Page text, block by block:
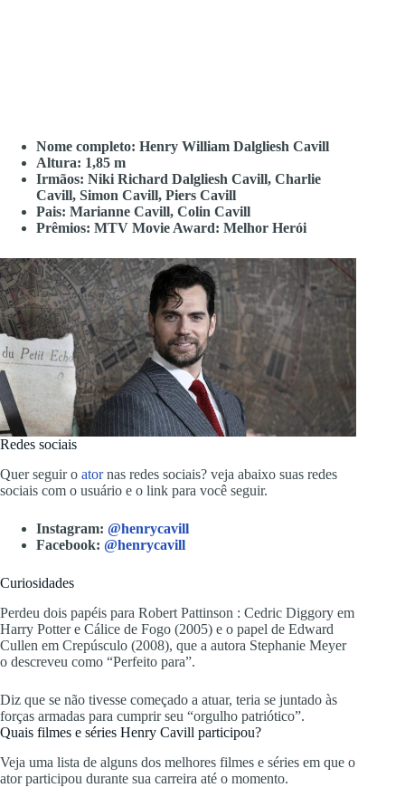
Nome completo: Henry William Dalgliesh Cavill
Altura: 1,85 m
Irmãos: Niki Richard Dalgliesh Cavill, Charlie
Cavill, Simon Cavill, Piers Cavill
Pais: Marianne Cavill, Colin Cavill
Prêmios: MTV Movie Award: Melhor Herói
Redes sociais
Quer seguir o atornas redes sociais? veja abaixo suas redes
sociais com o usuário e o link para você seguir.
Instagram: @henrycavill
Facebook: @henrycavill
Curiosidades
Perdeu dois papéis para Robert Pattinson : Cedric Diggory em
Harry Potter e Cálice de Fogo (2005) e o papel de Edward
Cullen em Crepúsculo (2008), que a autora Stephanie Meyer
o descreveu como “Perfeito para”.
Diz que se não tivesse começado a atuar, teria se juntado às
forças armadas para cumprir seu “orgulho patriótico”.
Quais filmes e séries Henry Cavill participou?
Veja uma lista de alguns dos melhores filmes e séries em que o
ator participou durante sua carreira até o momento.